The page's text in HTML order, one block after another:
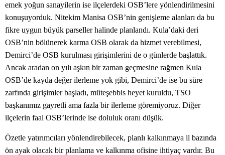
emek yoğun sanayilerin ise ilçelerdeki OSB’lere yönlendirilmesini
konuşuyorduk. Nitekim Manisa OSB’nin genişleme alanları da bu
fikre uygun büyük parseller halinde planlandı. Kula’daki deri
OSB’nin bölünerek karma OSB olarak da hizmet verebilmesi,
Demirci’de OSB kurulması girişimlerini de o günlerde başlattık.
Ancak aradan on yılı aşkın bir zaman geçmesine rağmen Kula
OSB’de kayda değer ilerleme yok gibi, Demirci’de ise bu süre
zarfında girişimler başladı, müteşebbis heyet kuruldu, TSO
başkanımız gayretli ama fazla bir ilerleme göremiyoruz. Diğer
ilçelerin faal OSB’lerinde ise doluluk oranı düşük.
Özetle yatırımcıları yönlendirebilecek, planlı kalkınmaya il bazında
ön ayak olacak bir planlama ve kalkınma ofisine ihtiyaç vardır. Bu